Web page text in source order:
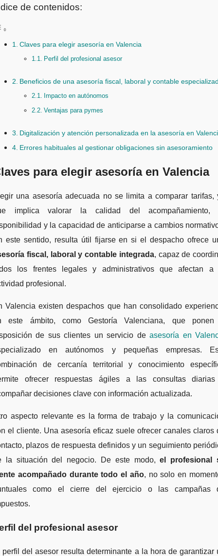
de contenidos:
Claves para elegir asesoría en Valencia
Perfil del profesional asesor
Beneficios de una asesoría fiscal, laboral y contable
Impacto en autónomos
Ventajas para pymes
Digitalización y atención personalizada en la asesoría en
Errores habituales al gestionar obligaciones sin asesoramiento
para elegir asesoría en Valencia
una asesoría adecuada no se limita a comparar tarifas,
implica valorar la calidad del acompañamiento,
y la capacidad de anticiparse a cambios
este sentido, resulta útil fijarse en si el despacho ofrece
fiscal, laboral y contable integrada, capaz de
los frentes legales y administrativos que afectan a
profesional.
Valencia existen despachos que han consolidado
este ámbito, como Gestoría Valenciana, que
de sus clientes un servicio deasesoría en
en autónomos y pequeñas empresas.
de cercanía territorial y conocimiento
ofrecer respuestas ágiles a las consultas
decisiones clave con información actualizada.
aspecto relevante es la forma de trabajo y la
el cliente. Una asesoría eficaz suele ofrecer canales claros
plazos de respuesta definidos y un seguimiento
la situación del negocio. De este modo,el profesional
acompañado durante todo el año, no solo en
como el cierre del ejercicio o las campañas
del profesional asesor
perfil del asesor resulta determinante a la hora de garantizar